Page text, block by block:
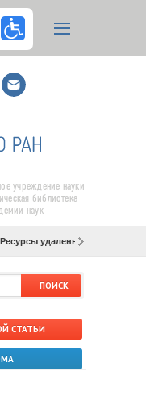
E-
mail
подписка
учреждение науки
библиотека
наук
Ресурсы удаленного доступа
СТАТЬИ